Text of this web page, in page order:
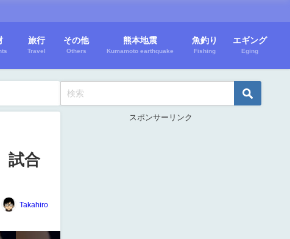
旅行
Travel
その他
Others
熊本地震
Kumamoto earthquake
魚釣り
Fishing
エギング
Eging
試合
Takahiro
スポンサーリンク